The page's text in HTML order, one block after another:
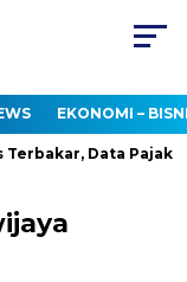
EKONOMI –
Data Pajak DKI